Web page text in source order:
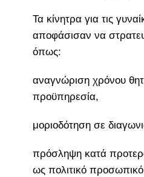
Τα κίνητρα για τις
αποφάσισαν να
όπως:
αναγνώριση χρόνου
προϋπηρεσία,
μοριοδότηση σε
πρόσληψη κατά
ως πολιτικό προσωπικό